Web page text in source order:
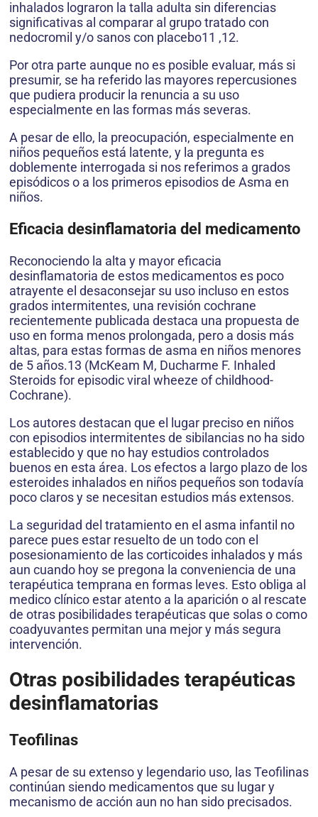
inhalados lograron la talla adulta sin diferencias
significativas al comparar al grupo tratado con
nedocromil y/o sanos con placebo11 ,12.
Por otra parte aunque no es posible evaluar, más si
presumir, se ha referido las mayores repercusiones
que pudiera producir la renuncia a su uso
especialmente en las formas más severas.
A pesar de ello, la preocupación, especialmente en
niños pequeños está latente, y la pregunta es
doblemente interrogada si nos referimos a grados
episódicos o a los primeros episodios de Asma en
niños.
Eficacia desinflamatoria del medicamento
Reconociendo la alta y mayor eficacia
desinflamatoria de estos medicamentos es poco
atrayente el desaconsejar su uso incluso en estos
grados intermitentes, una revisión cochrane
recientemente publicada destaca una propuesta de
uso en forma menos prolongada, pero a dosis más
altas, para estas formas de asma en niños menores
de 5 años.13 (McKeam M, Ducharme F. Inhaled
Steroids for episodic viral wheeze of childhood-
Cochrane).
Los autores destacan que el lugar preciso en niños
con episodios intermitentes de sibilancias no ha sido
establecido y que no hay estudios controlados
buenos en esta área. Los efectos a largo plazo de los
esteroides inhalados en niños pequeños son todavía
poco claros y se necesitan estudios más extensos.
La seguridad del tratamiento en el asma infantil no
parece pues estar resuelto de un todo con el
posesionamiento de las corticoides inhalados y más
aun cuando hoy se pregona la conveniencia de una
terapéutica temprana en formas leves. Esto obliga al
medico clínico estar atento a la aparición o al rescate
de otras posibilidades terapéuticas que solas o como
coadyuvantes permitan una mejor y más segura
intervención.
Otras posibilidades terapéuticas
desinflamatorias
Teofilinas
A pesar de su extenso y legendario uso, las Teofilinas
continúan siendo medicamentos que su lugar y
mecanismo de acción aun no han sido precisados.